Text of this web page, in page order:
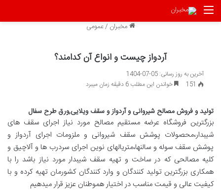
منو
مخبران /عمومی
آردواز چیست و انواع آن کدامند؟
آخرین به روز رسانی: 05-07-1404
151
خواندن این مطلب 6 دقیقه زمان میبرد
تولید و فروش مصالح شیروانی و آردواز و سقف ویلایی,ورق طرح سفال
بزرگترین فروشگاه عرضه مستقیم مصالح مورد نیاز اجرای سقف های
شیبدار،محصولات پوشش سقف شیروانی و ملزومات اجرای آردواز و
پوشش سقف سوله و سالنها،متریالهای نوین اجرای سردرب ها و آلاچیق و
کلیه مصالحی که در ساخت و تهیه سقف شیبدار مورد نیاز باشد را با
همکاری بزرگترین تولید کنندگان و وارد کنندگان کشورمان تهیه کرده و با
کیفیت عالی و قیمت مناسب در اختیار هموطنان عزیز قرار میدهیم